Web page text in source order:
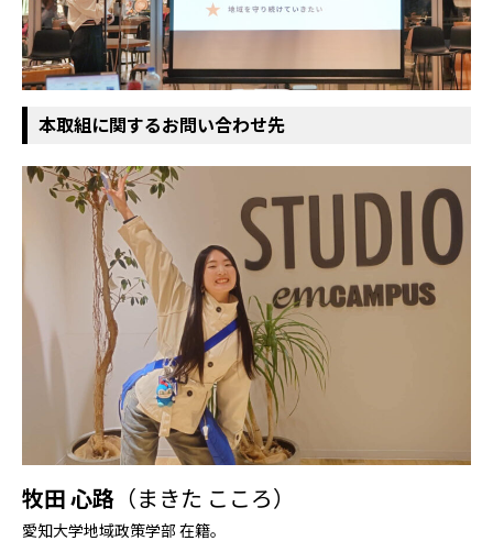
本取組に関するお問い合わせ先
牧田 心路 （まきた こころ）
愛知大学地域政策学部 在籍。